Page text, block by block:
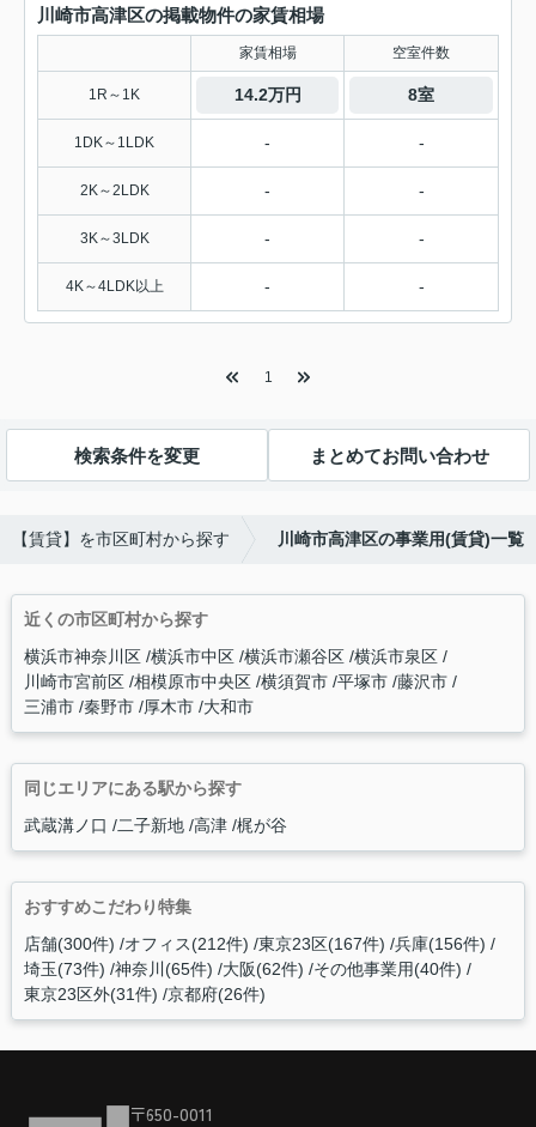
川崎市高津区の掲載物件の家賃相場
家賃相場 空室件数
1R～1K 14.2万円 8室
1DK～1LDK - -
2K～2LDK - -
3K～3LDK - -
4K～4LDK以上 - -
1
検索条件を変更 まとめてお問い合わせ
【賃貸】を市区町村から探す 川崎市高津区の事業用(賃貸)一覧
近くの市区町村から探す
横浜市神奈川区 横浜市中区 横浜市瀬谷区 横浜市泉区
川崎市宮前区 相模原市中央区 横須賀市 平塚市 藤沢市
三浦市 秦野市 厚木市 大和市
同じエリアにある駅から探す
武蔵溝ノ口
二子新地 高津 梶が谷
おすすめこだわり特集
店舗(300件) オフィス(212件) 東京23区(167件) 兵庫(156件)
埼玉(73件) 神奈川(65件) 大阪(62件) その他事業用(40件)
東京23区外(31件) 京都府(26件)
〒650-0011